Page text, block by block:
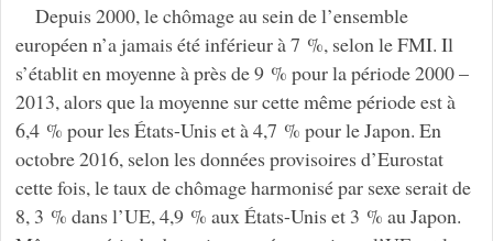
Depuis 2000, le chômage au sein de l’ensemble
européen n’a jamais été inférieur à 7 %, selon le FMI. Il
s’établit en moyenne à près de 9 % pour la période 2000 –
2013, alors que la moyenne sur cette même période est à
6,4 % pour les États-Unis et à 4,7 % pour le Japon. En
octobre 2016, selon les données provisoires d’Eurostat
cette fois, le taux de chômage harmonisé par sexe serait de
8, 3 % dans l’UE, 4,9 % aux États-Unis et 3 % au Japon.